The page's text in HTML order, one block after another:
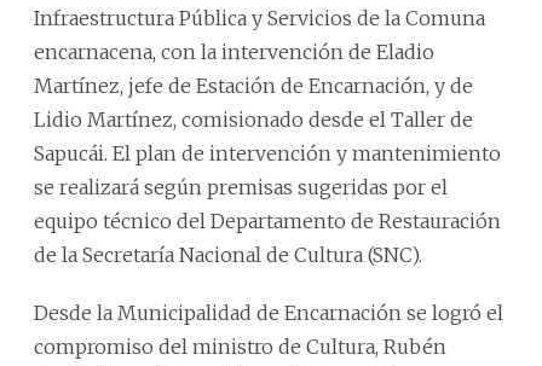
Infraestructura Pública y Servicios de la Comuna
encarnacena, con la intervención de Eladio
Martínez, jefe de Estación de Encarnación, y de
Lidio Martínez, comisionado desde el Taller de
Sapucái. El plan de intervención y mantenimiento
se realizará según premisas sugeridas por el
equipo técnico del Departamento de Restauración
de la Secretaría Nacional de Cultura (SNC).
Desde la Municipalidad de Encarnación se logró el
compromiso del ministro de Cultura, Rubén